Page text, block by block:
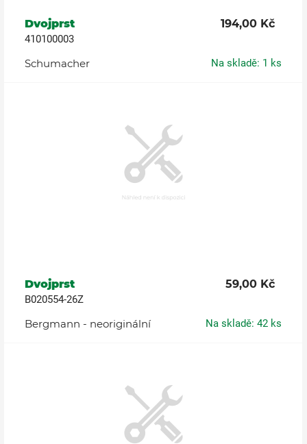
Dvojprst 194,00 Kč
410100003
Schumacher Na skladě: 1 ks
Dvojprst 59,00 Kč
B020554-26Z
Bergmann - neoriginální Na skladě: 42 ks